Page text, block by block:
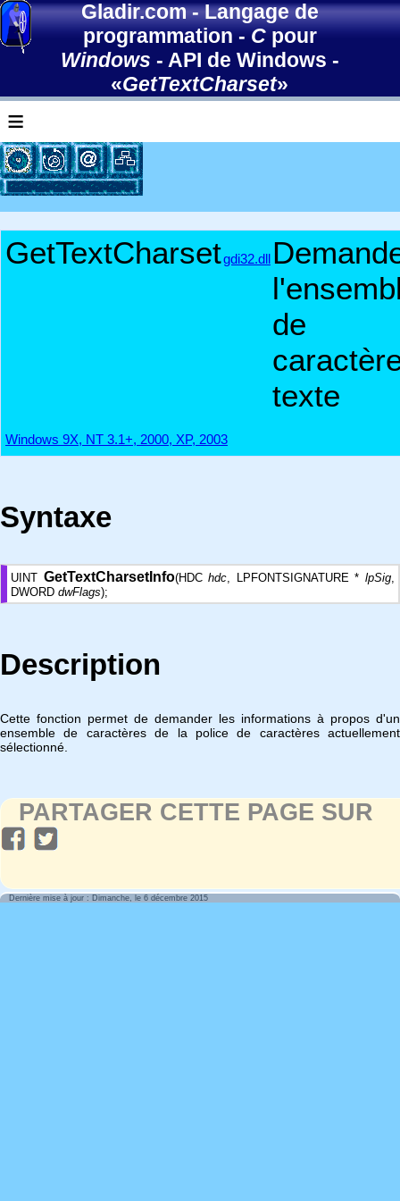
Gladir.com-Langage de
programmation-Cpour
Windows - API de Windows -
«GetTextCharset»
≡
GetTextCharsetgdi32.dll
de
texte
Windows 9X, NT 3.1+, 2000, XP, 2003
Syntaxe
UINT GetTextCharsetInfo(HDChdc, LPFONTSIGNATURE *lpSig,
DWORD dwFlags);
Description
Cette fonction permet de demander les informations à propos d'un
ensemble de caractères de la police de caractères actuellement
sélectionné.
PARTAGER CETTE PAGE SUR
Dernière mise à jour : Dimanche, le 6 décembre 2015